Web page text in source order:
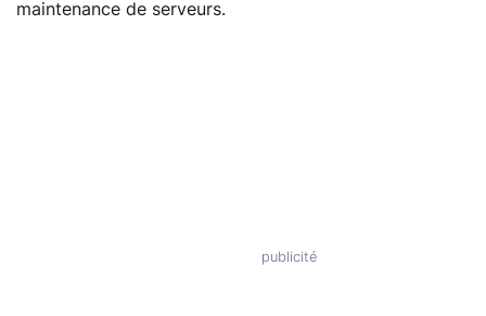
maintenance de serveurs.